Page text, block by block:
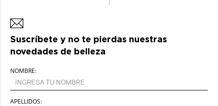
Suscríbete y no te pierdas nuestras
novedades de belleza
NOMBRE:
APELLIDOS: